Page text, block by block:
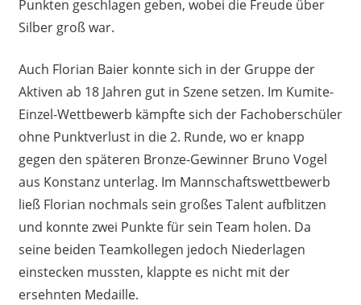
Punkten geschlagen geben, wobei die Freude über
Silber groß war.
Auch Florian Baier konnte sich in der Gruppe der
Aktiven ab 18 Jahren gut in Szene setzen. Im Kumite-
Einzel-Wettbewerb kämpfte sich der Fachoberschüler
ohne Punktverlust in die 2. Runde, wo er knapp
gegen den späteren Bronze-Gewinner Bruno Vogel
aus Konstanz unterlag. Im Mannschaftswettbewerb
ließ Florian nochmals sein großes Talent aufblitzen
und konnte zwei Punkte für sein Team holen. Da
seine beiden Teamkollegen jedoch Niederlagen
einstecken mussten, klappte es nicht mit der
ersehnten Medaille.